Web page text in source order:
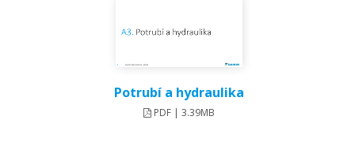
Potrubí a hydraulika
PDF | 3.39MB